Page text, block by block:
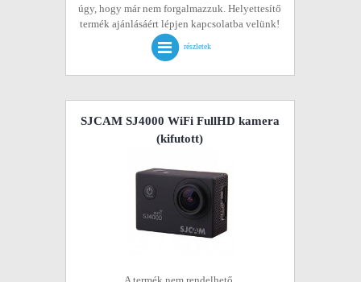
úgy, hogy már nem forgalmazzuk. Helyettesítő
termék ajánlásáért lépjen kapcsolatba velünk!
részletek
SJCAM SJ4000 WiFi FullHD kamera
(kifutott)